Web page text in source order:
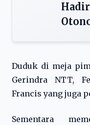
Duduk di meja
Gerindra NTT,
Francis yang juga
Sementara